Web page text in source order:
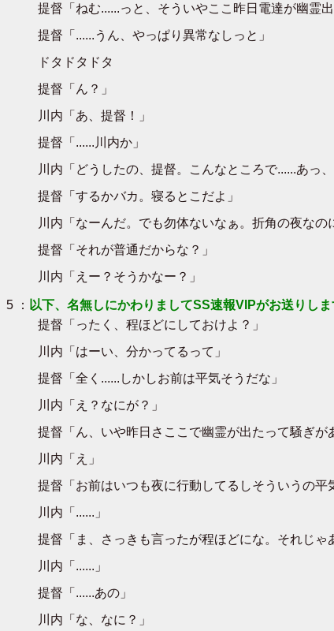
提督「ねむ......っと、そういやここ昨日電達が幽霊
提督「......うん、やっぱり異常なしっと」
ドタドタドタ
提督「ん？」
川内「あ、提督！」
提督「......川内か」
川内「どうしたの、提督。こんなところで......あっ
提督「するかバカ。寝るとこだよ」
川内「なーんだ。でも勿体ないなぁ。折角の夜なの
提督「それが普通だからな？」
川内「えー？そうかなー？」
5 ： 以下、名無しにかわりましてSS速報VIPがお送りしま
提督「ったく、程ほどにしておけよ？」
川内「はーい、分かってるって」
提督「全く......しかしお前は平気そうだな」
川内「え？なにが？」
提督「ん、いや昨日さここで幽霊が出たって騒ぎが
川内「え」
提督「お前はいつも夜に行動してるしそういうの平
川内「......」
提督「ま、さっきも言ったが程ほどにな。それじゃ
川内「......」
提督「......あの」
川内「な、なに？」